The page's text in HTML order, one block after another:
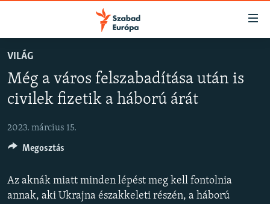
Akadálymentes
Ugrás
oldalra
Ugrás
keresésre
AKTUÁLIS
PODCASTOK
VIDEÓK
ELEMZŐ
NER15
SZABADON
VILÁG
Még a város felszabadítása után is
civilek fizetik a háború árát
2023. március 15.
Az aknák miatt minden lépést meg kell fontolnia
annak, aki Ukrajna északkeleti részén, a háború
Megosztás
FELIRATKOZÁS
Feliratkozás